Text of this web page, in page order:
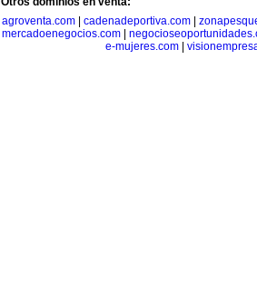
agroventa.com
cadenadeportiva.com
mercadoenegocios.com
e-mujeres.com